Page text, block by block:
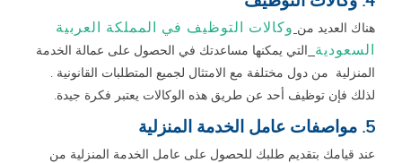
هناك العديد من وكالات التوظيف في المملكة العربية
السعودية التي يمكنها مساعدتك في الحصول على عمالة الخدمة
المنزلية من دول مختلفة مع الامتثال لجميع المتطلبات القانونية .
لذلك فإن توظيف أحد عن طريق هذه الوكالات يعتبر فكرة جيدة.
5. مواصفات عامل الخدمة المنزلية
عند قيامك بتقديم طلبك للحصول على عامل الخدمة المنزلية من